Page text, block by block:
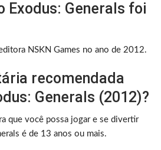
Exodus: Generals foi
NSKN Games no ano de 2012.
recomendada
Generals (2012)?
que você possa jogar e se divertir
é de 13 anos ou mais.